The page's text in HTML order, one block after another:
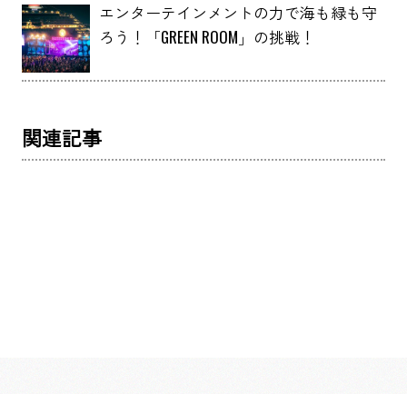
エンターテインメントの力で海も緑も守
ろう！「GREEN ROOM」の挑戦！
関連記事